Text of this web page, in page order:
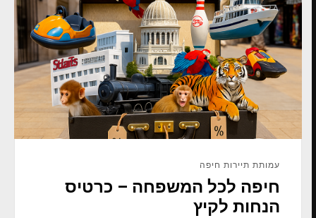
עמותת תיירות חיפה
חיפה לכל המשפחה – כרטיס
הנחות לקיץ